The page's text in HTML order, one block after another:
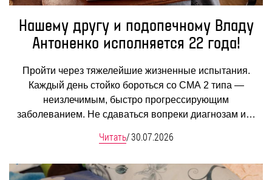
Нашему другу и подопечному Владу
Антоненко исполняется 22 года!
Пройти через тяжелейшие жизненные испытания.
Каждый день стойко бороться со СМА 2 типа —
неизлечимым, быстро прогрессирующим
заболеванием. Не сдаваться вопреки диагнозам и…
Читать/30.07.2026